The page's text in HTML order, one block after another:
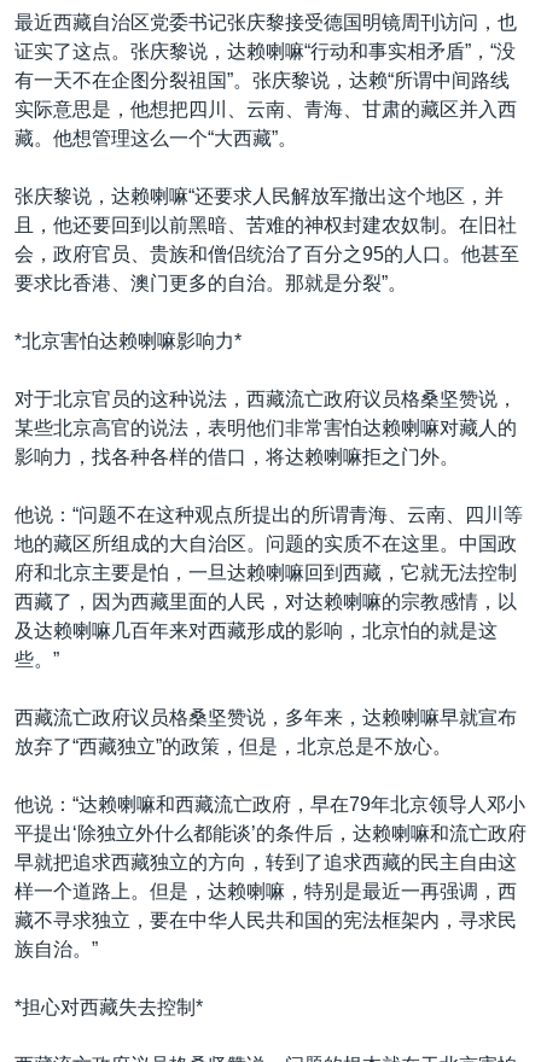
最近西藏自治区党委书记张庆黎接受德国明镜周刊访问，也
证实了这点。张庆黎说，达赖喇嘛“行动和事实相矛盾”，“没
有一天不在企图分裂祖国”。张庆黎说，达赖“所谓中间路线
实际意思是，他想把四川、云南、青海、甘肃的藏区并入西
藏。他想管理这么一个“大西藏”。
张庆黎说，达赖喇嘛“还要求人民解放军撤出这个地区，并
且，他还要回到以前黑暗、苦难的神权封建农奴制。在旧社
会，政府官员、贵族和僧侣统治了百分之95的人口。他甚至
要求比香港、澳门更多的自治。那就是分裂”。
*北京害怕达赖喇嘛影响力*
对于北京官员的这种说法，西藏流亡政府议员格桑坚赞说，
某些北京高官的说法，表明他们非常害怕达赖喇嘛对藏人的
影响力，找各种各样的借口，将达赖喇嘛拒之门外。
他说：“问题不在这种观点所提出的所谓青海、云南、四川等
地的藏区所组成的大自治区。问题的实质不在这里。中国政
府和北京主要是怕，一旦达赖喇嘛回到西藏，它就无法控制
西藏了，因为西藏里面的人民，对达赖喇嘛的宗教感情，以
及达赖喇嘛几百年来对西藏形成的影响，北京怕的就是这
些。”
西藏流亡政府议员格桑坚赞说，多年来，达赖喇嘛早就宣布
放弃了“西藏独立”的政策，但是，北京总是不放心。
他说：“达赖喇嘛和西藏流亡政府，早在79年北京领导人邓小
平提出‘除独立外什么都能谈’的条件后，达赖喇嘛和流亡政府
早就把追求西藏独立的方向，转到了追求西藏的民主自由这
样一个道路上。但是，达赖喇嘛，特别是最近一再强调，西
藏不寻求独立，要在中华人民共和国的宪法框架内，寻求民
族自治。”
*担心对西藏失去控制*